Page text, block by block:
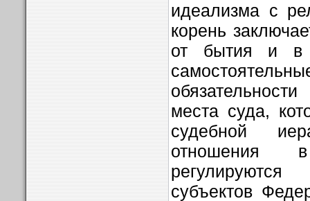
идеализма с
корень
от бытия и в
места суда,
судебной
отношения
субъектов